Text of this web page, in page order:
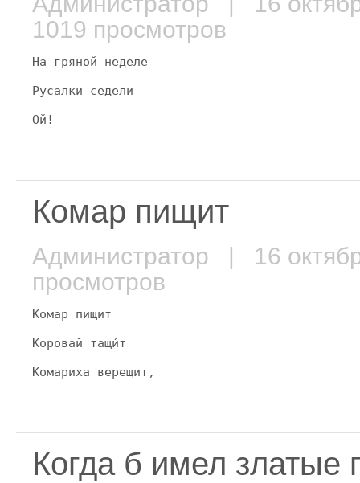
1019 просмотров
На гряной неделе
Русалки седели
Ой!
Комар пищит
Администратор | 16
просмотров
Комар пищит
Коровай тащи́т
Комариха верещит,
Когда б имел златые